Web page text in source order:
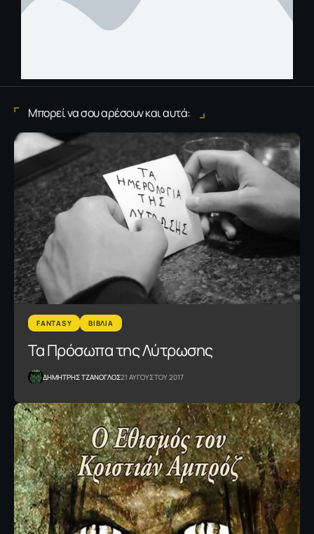
Μπορεί να σου αρέσουν και αυτά:
FANTASY ΒΙΒΛΙΑ
Τα Πρόσωπα της Λύτρωσης
ΔΗΜΗΤΡΗΣ ΤΖΑΝΟΓΛΟΣ21 ΑΥΓΟΥΣΤΟΥ 2017